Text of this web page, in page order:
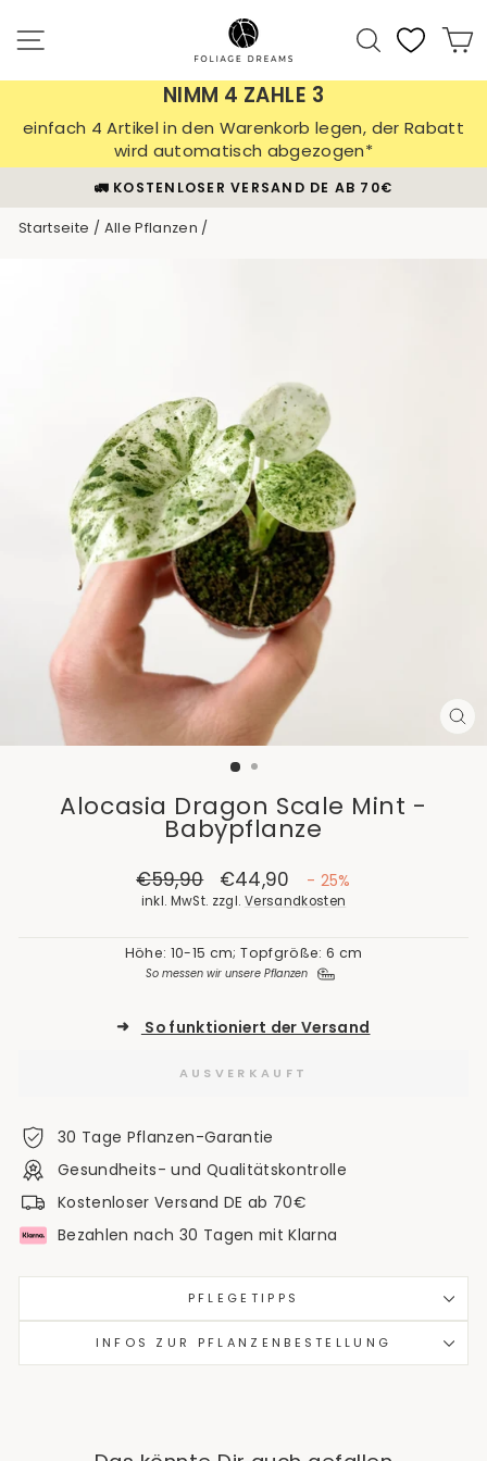
zum
Inhalt
Suche
NIMM 4 ZAHLE 3
einfach 4 Artikel in den Warenkorb legen, der Rabatt
wird automatisch abgezogen*
Pause
🪴 30 TAGE PFLANZEN-GARANTIE
Startseite / Alle Pflanzen /
Alocasia Dragon Scale Mint -
Babypflanze
Normaler
Preis
€59,90 Sonderpreis
€44,90 - 25%
inkl. MwSt. zzgl. Versandkosten
Höhe: 10-15 cm; Topfgröße: 6 cm
So messen wir unsere Pflanzen
➜ So funktioniert der Versand
AUSVERKAUFT
30 Tage Pflanzen-Garantie
Gesundheits- und Qualitätskontrolle
Kostenloser Versand DE ab 70€
Bezahlen nach 30 Tagen mit Klarna
PFLEGETIPPS
INFOS ZUR PFLANZENBESTELLUNG